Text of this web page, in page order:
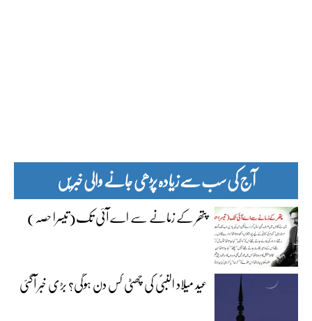
آج کی سب سے زیادہ پڑھی جانے والی خبریں
پتھر کے زمانے سے اے آئی تک(تیسرا حصہ)
عید میلاد النبیؐ کی چھٹی کس دن ہوگی؟ بڑی خبر آگئی